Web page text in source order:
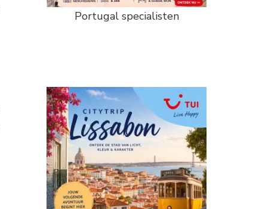
Portugal specialisten